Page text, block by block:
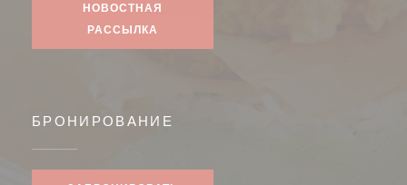
НОВОСТНАЯ
РАССЫЛКА
БРОНИРОВАНИЕ